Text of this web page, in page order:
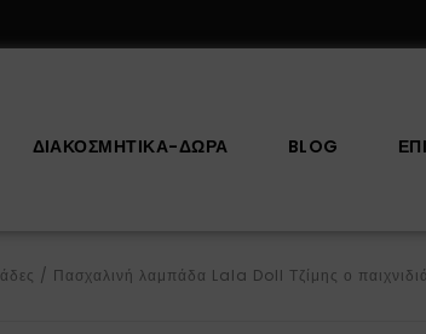
ΔΙΑΚΟΣΜΗΤΙΚΆ-ΔΏΡΑ BLOG
/ Πασχαλινή λαμπάδα Lala Doll Τζίμης ο